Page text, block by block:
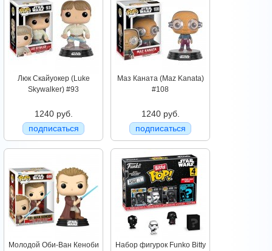
Люк Скайуокер (Luke
Skywalker) #93
1240 руб.
подписаться
Маз Каната (Maz Kanata)
#108
1240 руб.
подписаться
Молодой Оби-Ван Кеноби
Набор фигурок Funko Bitty